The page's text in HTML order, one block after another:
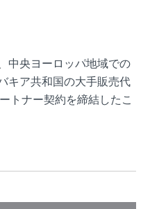
中央ヨーロッパ地域での
キア共和国の大手販売代
トナー契約を締結したこ